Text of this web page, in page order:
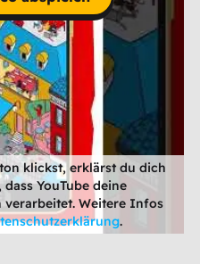
klickst, erklärst du dich
YouTube deine
verarbeitet. Weitere Infos
.